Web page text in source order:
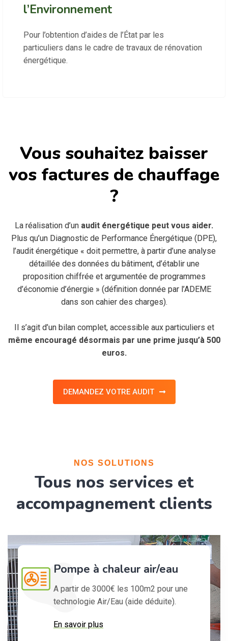
l’Environnement
Pour l’obtention d’aides de l’État par les
particuliers dans le cadre de travaux de rénovation
énergétique.
Vous souhaitez baisser
vos factures de chauffage
?
La réalisation d’un audit énergétique peut vous aider.
Plus qu’un Diagnostic de Performance Énergétique (DPE),
l’audit énergétique « doit permettre, à partir d’une analyse
détaillée des données du bâtiment, d’établir une
proposition chiffrée et argumentée de programmes
d’économie d’énergie » (définition donnée par l’ADEME
dans son cahier des charges).
Il s’agit d’un bilan complet, accessible aux particuliers et
même encouragé désormais par une prime jusqu’à 500
euros.
DEMANDEZ VOTRE AUDIT
NOS SOLUTIONS
Tous nos services et
accompagnement clients
Pompe à chaleur air/eau
A partir de 3000€ les 100m2 pour une
technologie Air/Eau (aide déduite).
En savoir plus